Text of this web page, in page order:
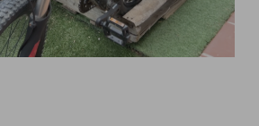
Influencer:Steffido